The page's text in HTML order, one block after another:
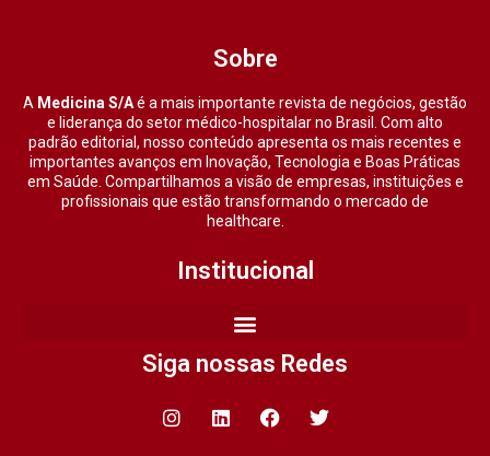
Sobre
A Medicina S/Aé a mais importante revista de negócios, gestão
e liderança do setor médico-hospitalar no Brasil. Com alto
padrão editorial, nosso conteúdo apresenta os mais recentes e
importantes avanços em Inovação, Tecnologia e Boas Práticas
em Saúde. Compartilhamos a visão de empresas, instituições e
profissionais que estão transformando o mercado de
healthcare.
Institucional
Siga nossas Redes